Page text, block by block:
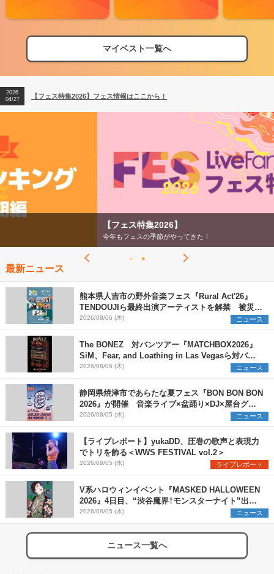
マイベスト一覧へ
【フェス特集2026】フェス情報はここから！
【ライブ動員ランキング】2026年上半期編発表！
2026
04/27
【フェス特集2026】フェス情報はここから！
2026
今年もフェスの季節がやってきた！
最新ニュース
熊本県人吉市の野外音楽フェス『Rural Act'26』
TENDOUJIら最終出演アーティストを解禁 被災地
支援プロジェクトの始動も発表
2026/08/06 (木) ニュース
The BONEZ 対バンツアー『MATCHBOX2026』
SiM、Fear, and Loathing in Las Vegasら対バン
アーティストを一斉解禁
2026/08/06 (木) ニュース
静岡県焼津市であらたな夏フェス『BON BON BON
2026』が開催 音楽ライブ×盆踊り×DJ×屋台グル
メ×ランタンナイトで彩る2日間
2026/08/05 (水) ニュース
【ライブレポート】yukaDD、圧巻の歌声と表現力
でトリを飾る＜WWS FESTIVAL vol.2＞
2026/08/05 (水) ライブレポート
V系ハロウィンイベント『MASKED HALLOWEEN
2026』4日目、“渋谷魔界†モンスターナイト”出演6
組を発表
2026/08/05 (水) ニュース
ニュース一覧へ